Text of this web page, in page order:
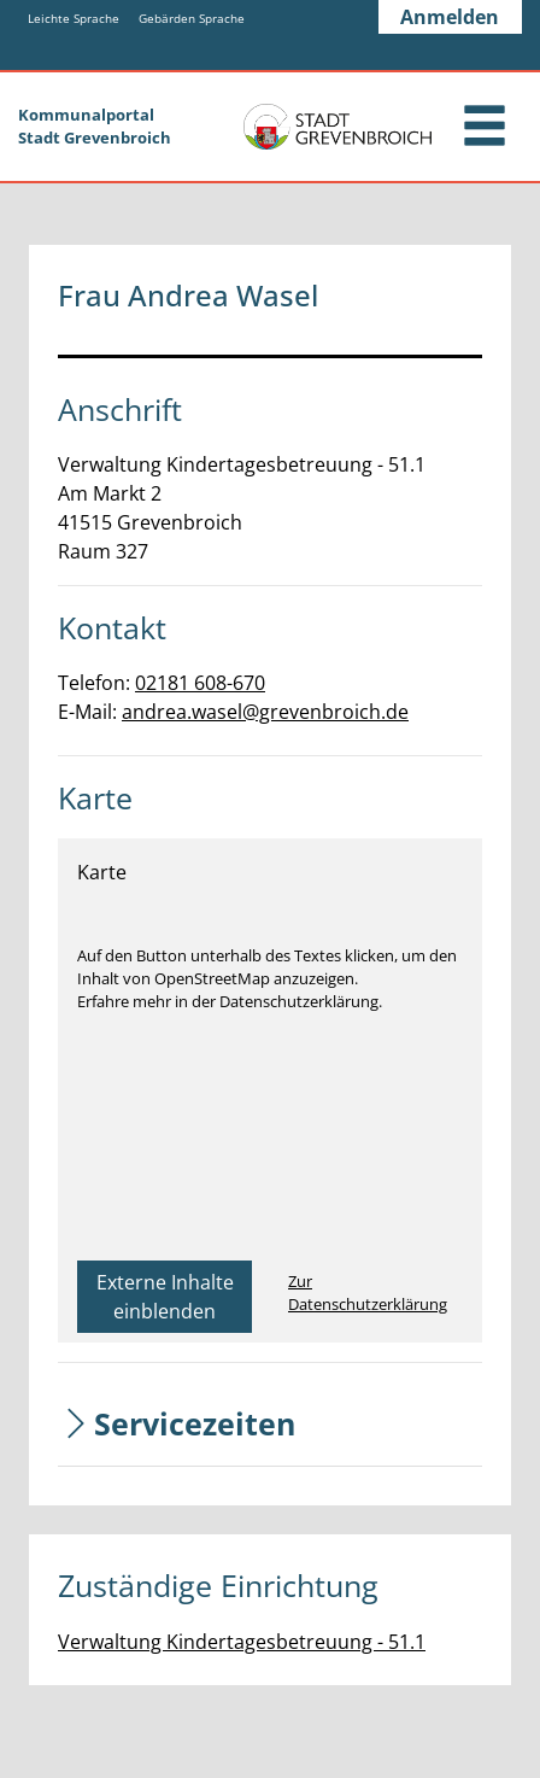
Zum Hauptinhalt springen
Zum Header
Zum Hauptinhalt
Zum Footer
Leichte Sprache Gebärden Sprache Anmelden
Kommunalportal
Stadt Grevenbroich
Frau Andrea Wasel
Anschrift
Verwaltung Kindertagesbetreuung - 51.1
Am Markt2
41515 Grevenbroich
Raum 327
Kontakt
Telefon: 02181 608-670
E-Mail: andrea.wasel@grevenbroich.de
Karte
Karte
Auf den Button unterhalb des Textes klicken, um den
Inhalt von OpenStreetMap anzuzeigen.
Erfahre mehr in der Datenschutzerklärung.
Externe Inhalte
einblenden
Zur
Datenschutzerklärung
Servicezeiten
Zuständige Einrichtung
Verwaltung Kindertagesbetreuung - 51.1